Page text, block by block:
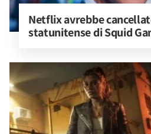
Netflix avrebbe
statunitense di Squid